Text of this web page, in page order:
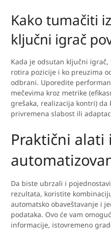
Kako tumačiti
ključni igrač
Kada je odsutan ključni
rotira pozicije i ko preuzima
odbrani. Uporedite
mečevima kroz metrike
grešaka, realizacija kontri)
privremena slabost ili
Praktični alati
Da biste ubrzali i
rezultata, koristite
automatsko obaveštavanje i
podataka. Ovo će vam
informacije, istovremeno